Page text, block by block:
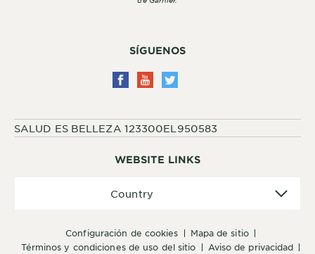
WEBSITE LINKS
configuración de cookies
mapa de sitio
términos y condiciones de uso del sitio
aviso de privacidad
Country
SÍGUENOS
SALUD ES BELLEZA 123300EL950583